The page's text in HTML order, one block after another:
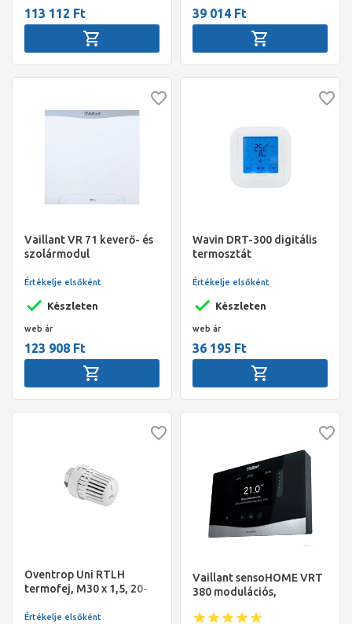
113 112 Ft 39 014 Ft
Vaillant VR 71 keverő- és
szolármodul
Készleten
Értékelje elsőként
web ár
123 908 Ft
Wavin DRT-300 digitális
termosztát
Készleten
Értékelje elsőként
web ár
36 195 Ft
Oventrop Uni RTLH
termofej, M30 x 1,5, 20-
hőmérsékletkorlátozóhoz,
Értékelje elsőként
Vaillant sensoHOME VRT
380 modulációs,